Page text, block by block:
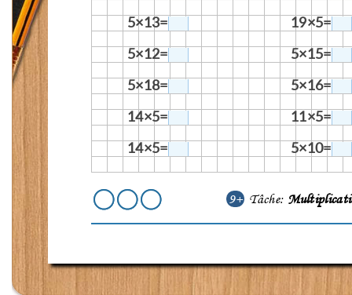
5×13=
19×5=
5×12=
5×15=
5×18=
5×16=
14×5=
11×5=
14×5=
5×10=
9+ Tâche: